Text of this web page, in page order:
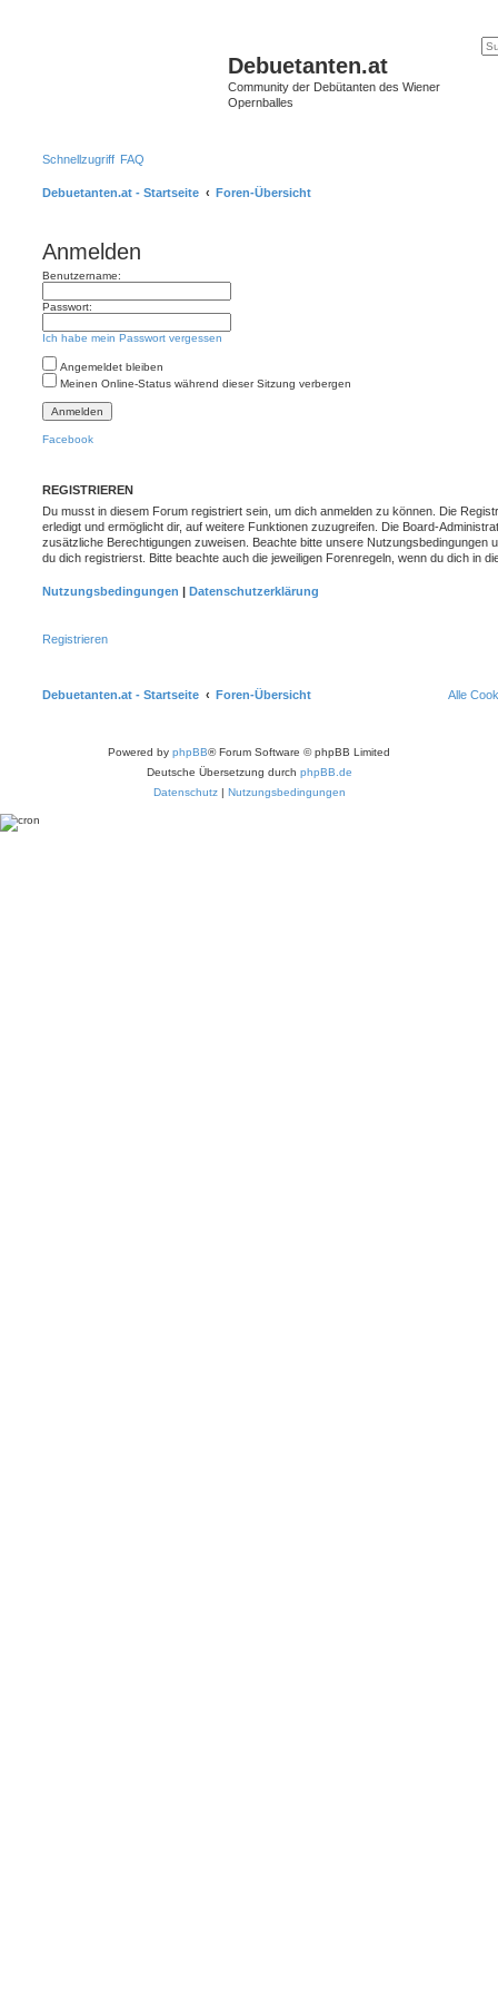
Debuetanten.at
Community der Debütanten des Wiener
Opernballes
Schnellzugriff FAQ
Debuetanten.at - Startseite Foren-Übersicht
Anmelden
Benutzername:
Passwort:
Ich habe mein Passwort vergessen
Angemeldet bleiben
Meinen Online-Status während dieser Sitzung verbergen
Facebook
REGISTRIEREN
Du musst in diesem Forum registriert sein, um dich anmelden zu können. Die
erledigt und ermöglicht dir, auf weitere Funktionen zuzugreifen. Die Board-
zusätzliche Berechtigungen zuweisen. Beachte bitte unsere Nutzungsbedingungen
du dich registrierst. Bitte beachte auch die jeweiligen Forenregeln, wenn du dich in
Nutzungsbedingungen | Datenschutzerklärung
Registrieren
Debuetanten.at - Startseite Foren-Übersicht Alle
Powered by phpBB® Forum Software © phpBB Limited
Deutsche Übersetzung durch phpBB.de
Datenschutz| Nutzungsbedingungen